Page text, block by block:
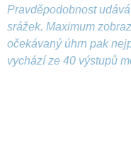
Pravděpodobnost
srážek. Maximum
očekávaný úhrn pak
vychází ze 40 výstupů